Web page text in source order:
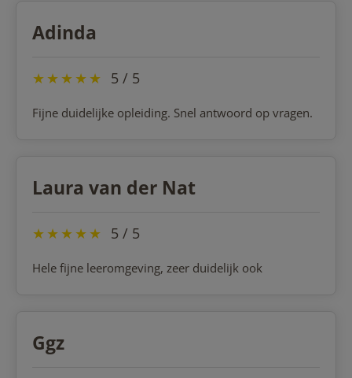
Adinda
★★★★★ 5 / 5
Fijne duidelijke opleiding. Snel antwoord op vragen.
Laura van der Nat
★★★★★ 5 / 5
Hele fijne leeromgeving, zeer duidelijk ook
Ggz